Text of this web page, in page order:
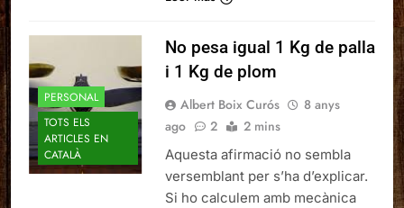
PERSONAL
TOTS ELS
ARTICLES EN
CATALÀ
No pesa igual 1 Kg de palla
i 1 Kg de plom
Albert Boix Curós
8 anys
ago
2 2 mins
Aquesta afirmació no sembla
versemblant per s’ha d’explicar.
Si ho calculem amb mecànica